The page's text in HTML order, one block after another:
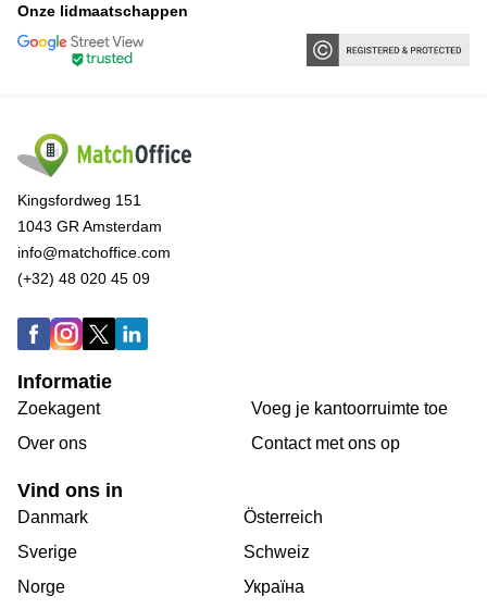
Onze lidmaatschappen
Kingsfordweg 151
1043 GR Amsterdam
info@matchoffice.com
(+32) 48 020 45 09
Informatie
Zoekagent
Over ons
Voeg je kantoorruimte toe
Сontact met ons op
Vind ons in
Danmark
Sverige
Norge
Österreich
Schweiz
Україна